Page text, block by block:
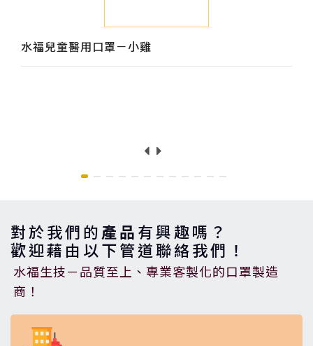
水福兒童醫用口罩－小雞
對於我們的產品有興趣嗎？
歡迎藉由以下管道聯絡我們！
水福生技－品質至上、專業客製化的口罩製造
商！